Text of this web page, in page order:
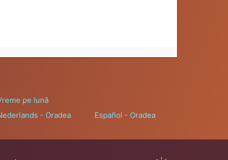
pe lună
- Oradea
Español - Oradea